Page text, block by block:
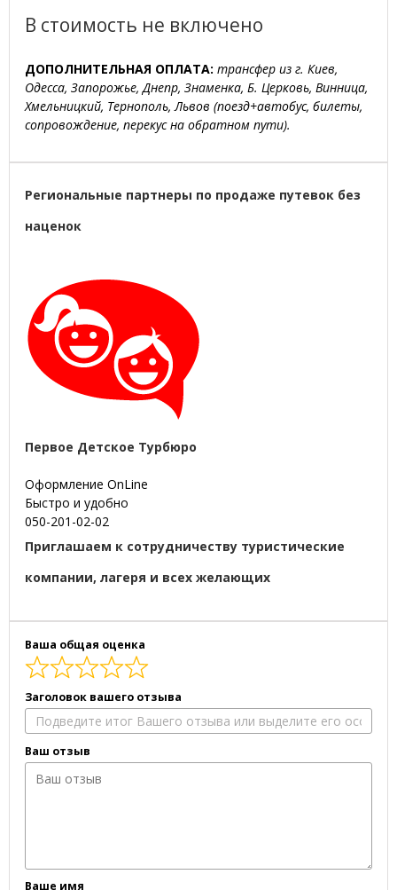
В стоимость не включено
ДОПОЛНИТЕЛЬНАЯ ОПЛАТА: трансфер из г. Киев,
Одесса, Запорожье, Днепр, Знаменка, Б. Церковь, Винница,
Хмельницкий, Тернополь, Львов (поезд+автобус, билеты,
сопровождение, перекус на обратном пути).
Региональные партнеры по продаже путевок без
наценок
Первое Детское Турбюро
Оформление OnLine
Быстро и удобно
050-201-02-02
Приглашаем к сотрудничеству туристические
компании, лагеря и всех желающих
Ваша общая оценка
Заголовок вашего отзыва
Ваш отзыв
Ваше имя